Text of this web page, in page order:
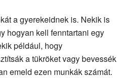
a gyerekeidnek is. Nekik is
hogyan kell fenntartani egy
például, hogy
a tükröket vagy bevessék
emeld ezen munkák számát.